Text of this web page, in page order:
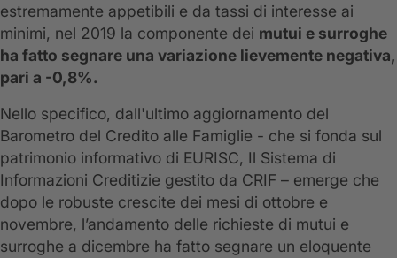
estremamente appetibili e da tassi di interesse ai
minimi, nel 2019 la componente dei mutui e surroghe
ha fatto segnare una variazione lievemente negativa,
pari a -0,8%.
Nello specifico, dall'ultimo aggiornamento del
Barometro del Credito alle Famiglie - che si fonda sul
patrimonio informativo di EURISC, Il Sistema di
Informazioni Creditizie gestito da CRIF – emerge che
dopo le robuste crescite dei mesi di ottobre e
novembre, l’andamento delle richieste di mutui e
surroghe a dicembre ha fatto segnare un eloquente